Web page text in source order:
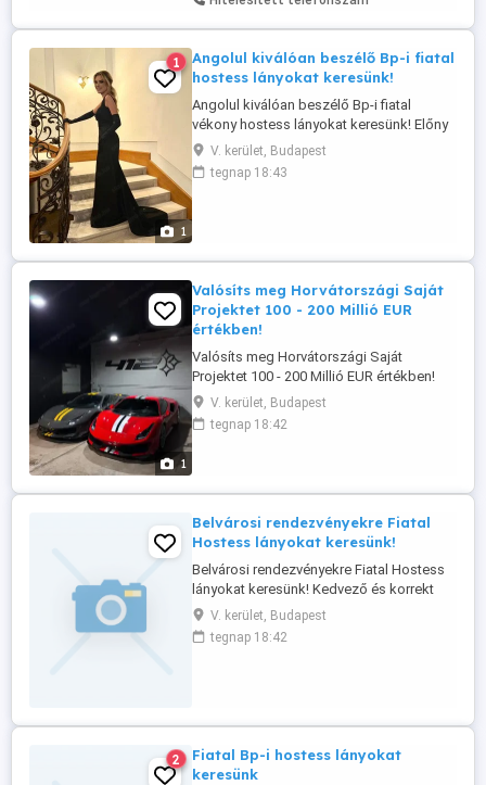
1
1
Angolul kiválóan beszélő Bp-i fiatal
hostess lányokat keresünk!
Angolul kiválóan beszélő Bp-i fiatal
vékony hostess lányokat keresünk! Előny
ha magas is vagy. Idegenforgalmi,
szállodai rendezvényekre. Suli mellett is
tudsz dolgozni. Itt élő külföldi lány is
V. kerület, Budapest
tegnap 18:43
1
Valósíts meg Horvátországi Saját
Projektet 100 - 200 Millió EUR
értékben!
Valósíts meg Horvátországi Saját
Projektet 100 - 200 Millió EUR értékben!
Lehet Turisztika, Hotel, Mezőgazdasági,
Energetikai projekt! Vissza nem térítendő -
Előfinanszírozó Min. 10% likvid adózott
nem lehet mással kiváltani!) Nem ...
V. kerület, Budapest
tegnap 18:42
Belvárosi rendezvényekre Fiatal
Hostess lányokat keresünk!
Belvárosi rendezvényekre Fiatal Hostess
lányokat keresünk! Kedvező és korrekt
feltételekkel. Azonnali kezdési lehetőség.
Kommunikáció képes angol és magyar
nyelvtudás, ápolt igényes külső - Feltétel!
V. kerület, Budapest
tegnap 18:42
2
Fiatal Bp-i hostess lányokat
keresünk